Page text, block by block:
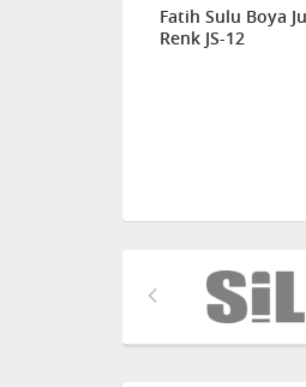
Fatih Sulu Boya
Renk JS-12